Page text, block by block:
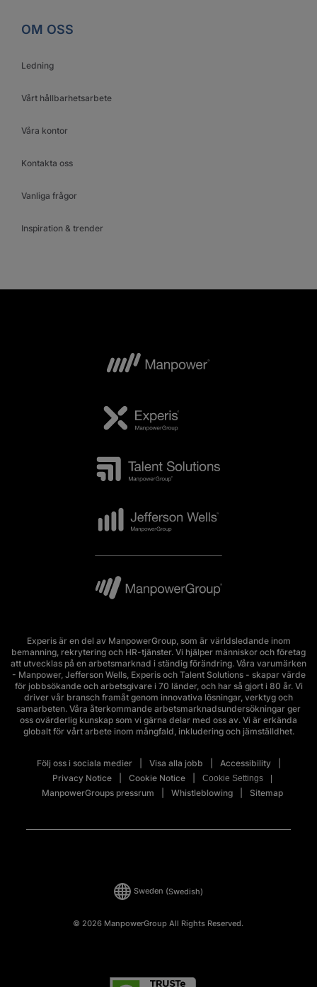
OM OSS
Ledning
Vårt hållbarhetsarbete
Våra kontor
Kontakta oss
Vanliga frågor
Inspiration & trender
Experis är en del av ManpowerGroup, som är världsledande inom
bemanning, rekrytering och HR-tjänster. Vi hjälper människor och företag
att utvecklas på en arbetsmarknad i ständig förändring. Våra varumärken
- Manpower, Jefferson Wells, Experis och Talent Solutions - skapar värde
för jobbsökande och arbetsgivare i 70 länder, och har så gjort i 80 år. Vi
driver vår bransch framåt genom innovativa lösningar, verktyg och
samarbeten. Våra återkommande arbetsmarknadsundersökningar ger
oss ovärderlig kunskap som vi gärna delar med oss av. Vi är erkända
globalt för vårt arbete inom mångfald, inkludering och jämställdhet.
Följ oss i sociala medier Visa alla jobb
Accessibility
Privacy Notice
Cookie Notice Cookie Settings
ManpowerGroups pressrum Whistleblowing Sitemap
© 2026 ManpowerGroup All Rights Reserved.
Sweden (Swedish)